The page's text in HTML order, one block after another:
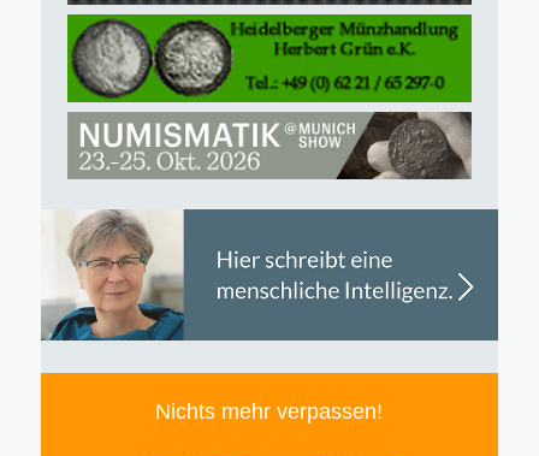
Nichts mehr verpassen!